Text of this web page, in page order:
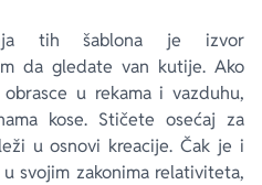
tih šablona je izvor
da gledate van kutije. Ako
u rekama i vazduhu,
kose. Stičete osećaj za
u osnovi kreacije. Čak je i
svojim zakonima relativiteta,